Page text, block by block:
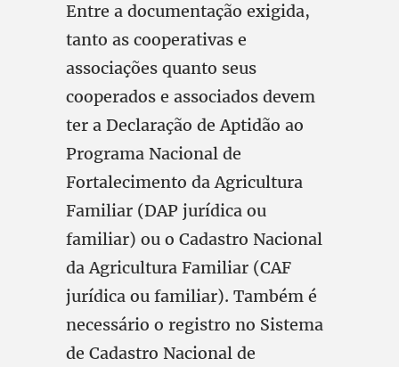
Entre a documentação exigida,
tanto as cooperativas e
associações quanto seus
cooperados e associados devem
ter a Declaração de Aptidão ao
Programa Nacional de
Fortalecimento da Agricultura
Familiar (DAP jurídica ou
familiar) ou o Cadastro Nacional
da Agricultura Familiar (CAF
jurídica ou familiar). Também é
necessário o registro no Sistema
de Cadastro Nacional de